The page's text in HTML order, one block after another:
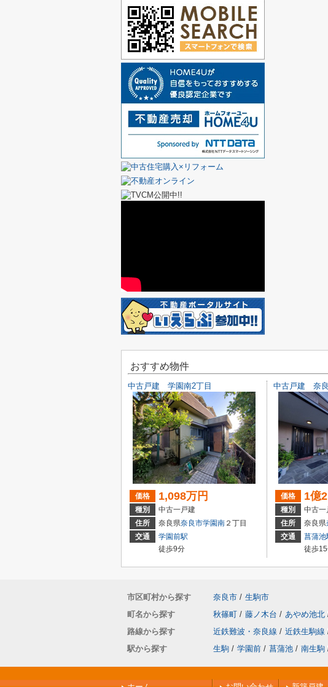
おすすめ物件
中古戸建 学園南2丁目
価格 1,098万円
種別
中古一戸建
住所
奈良県奈良市学園南 ２丁目
交通
学園前駅
徒歩9分
中古戸建 奈良
価格 1億
種別
中古一
住所
奈良県
交通
菖蒲池
徒歩
市区町村から探す 奈良市 / 生駒市
町名から探す
秋篠町 / 藤ノ木台 / あやめ池北
路線から探す
近鉄難波・奈良線 / 近鉄生駒線
駅から探す
生駒 / 学園前 / 菖蒲池 / 南生駒